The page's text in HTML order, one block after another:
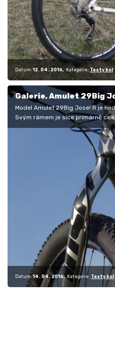
Datum: 12. 04. 2016 Kategorie: Testy kol
Galerie, Amulet 29Big
Model Amulet 29Big Jose! R je
Svým rámem je sice primárně
devětadvacítkou, jejíž…
Datum: 14. 04. 2016 Kategorie: Testy kol